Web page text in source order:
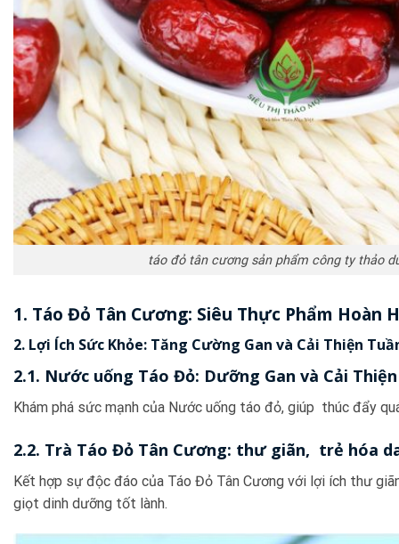
táo đỏ tân cương sản phẩm công ty thảo
1. Táo Đỏ Tân Cương: Siêu Thực Phẩm Hoàn
2. Lợi Ích Sức Khỏe: Tăng Cường Gan và Cải Thiện
2.1. Nước uống Táo Đỏ: Dưỡng Gan và Cải
Khám phá sức mạnh của Nước uống táo đỏ, giúp thúc đẩy
2.2. Trà Táo Đỏ Tân Cương: thư giãn, trẻ hóa
Kết hợp sự độc đáo của Táo Đỏ Tân Cương với lợi ích thư
giọt dinh dưỡng tốt lành.